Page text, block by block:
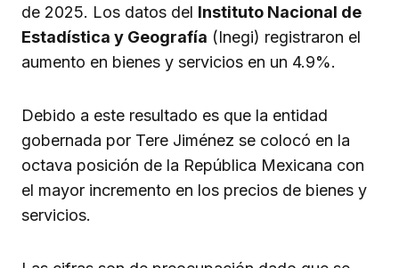
de 2025. Los datos del Instituto Nacional de
Estadística y Geografía (Inegi) registraron el
aumento en bienes y servicios en un 4.9%.
Debido a este resultado es que la entidad
gobernada por Tere Jiménez se colocó en la
octava posición de la República Mexicana con
el mayor incremento en los precios de bienes y
servicios.